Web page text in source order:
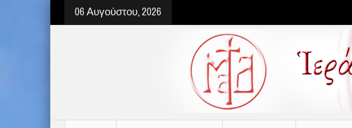
06 Αυγούστου, 2026